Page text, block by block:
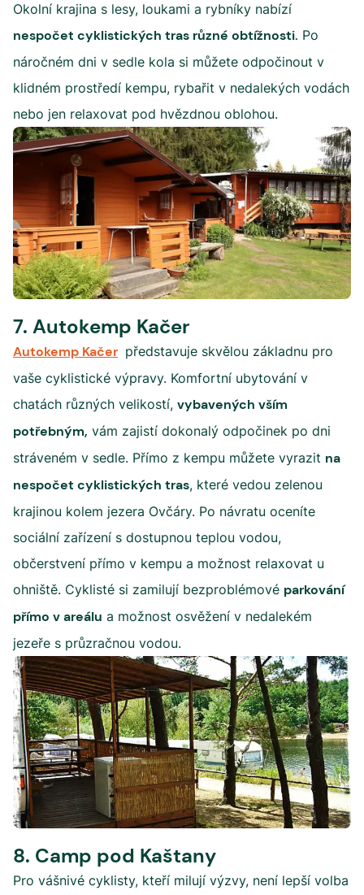
Okolní krajina s lesy, loukami a rybníky nabízí
nespočet cyklistických tras různé obtížnosti. Po
náročném dni v sedle kola si můžete odpočinout v
klidném prostředí kempu, rybařit v nedalekých vodách
nebo jen relaxovat pod hvězdnou oblohou.
7. Autokemp Kačer
Autokemp Kačer představuje skvělou základnu pro
vaše cyklistické výpravy. Komfortní ubytování v
chatách různých velikostí, vybavených vším
potřebným, vám zajistí dokonalý odpočinek po dni
stráveném v sedle. Přímo z kempu můžete vyrazit na
nespočet cyklistických tras, které vedou zelenou
krajinou kolem jezera Ovčáry. Po návratu oceníte
sociální zařízení s dostupnou teplou vodou,
občerstvení přímo v kempu a možnost relaxovat u
ohniště. Cyklisté si zamilují bezproblémové parkování
přímo v areálu a možnost osvěžení v nedalekém
jezeře s průzračnou vodou.
8. Camp pod Kaštany
Pro vášnivé cyklisty, kteří milují výzvy, není lepší volba